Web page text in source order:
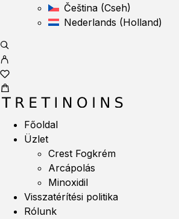
Čeština (Cseh)
Nederlands (Holland)
Főoldal
Üzlet
Crest Fogkrém
Arcápolás
Minoxidil
Visszatérítési politika
Rólunk